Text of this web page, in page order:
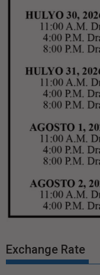
Exchange Rate